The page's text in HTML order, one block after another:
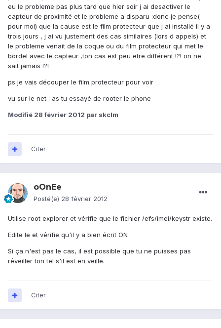
eu le probleme pas plus tard que hier soir j ai desactiver le
capteur de proximité et le probleme a disparu :donc je pense(
pour moi) que la cause est le film protecteur que j ai installé il y a
trois jours , j ai vu justement des cas similaires (lors d appels) et
le probleme venait de la coque ou du film protecteur qui met le
bordel avec le capteur ,ton cas est peu etre différent !?! on ne
sait jamais !?!
ps je vais découper le film protecteur pour voir
vu sur le net : as tu essayé de rooter le phone
Modifié 28 février 2012 par skclm
Citer
oOnEe
Posté(e) 28 février 2012
Utilise root explorer et vérifie que le fichier /efs/imei/keystr existe.
Edite le et vérifie qu'il y a bien écrit ON
Si ça n'est pas le cas, il est possible que tu ne puisses pas
réveiller ton tel s'il est en veille.
Citer